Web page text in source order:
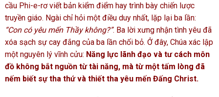
cầu Phi-e-rơ viết bản kiểm điểm hay trình bày chiến lược
truyền giáo. Ngài chỉ hỏi một điều duy nhất, lặp lại ba lần:
“Con có yêu mến Thầy không?”. Ba lời xưng nhận tình yêu đã
xóa sạch sự cay đắng của ba lần chối bỏ. Ở đây, Chúa xác lập
một nguyên lý vĩnh cửu: Năng lực lãnh đạo và tư cách môn
đồ không bắt nguồn từ tài năng, mà từ một tấm lòng đã
nếm biết sự tha thứ và thiết tha yêu mến Đấng Christ.